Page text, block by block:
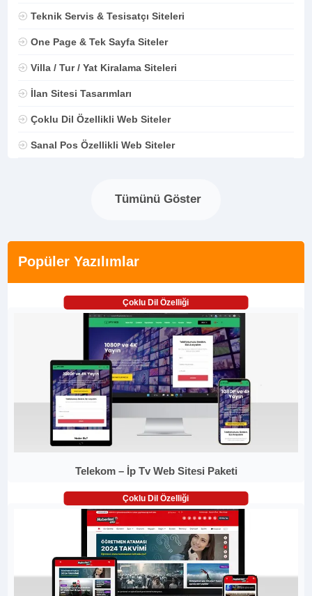
Teknik Servis & Tesisatçı Siteleri
One Page & Tek Sayfa Siteler
Villa / Tur / Yat Kiralama Siteleri
İlan Sitesi Tasarımları
Çoklu Dil Özellikli Web Siteler
Sanal Pos Özellikli Web Siteler
Tümünü Göster
Popüler Yazılımlar
Çoklu Dil Özelliği
Telekom – İp Tv Web Sitesi Paketi
Çoklu Dil Özelliği